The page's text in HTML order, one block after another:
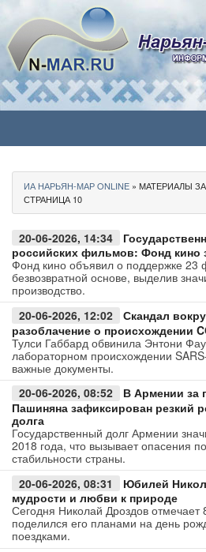
Политика
Бизнес
Общество
Культура
Медиа
Авто
Спорт
Контакты
ИА НАРЬЯН-МАР ONLINE » МАТЕРИАЛЫ
СТРАНИЦА 10
20-06-2026, 14:34
российских фильмов: Фонд кино
Фонд кино объявил о поддержке 23
безвозвратной основе, выделив
производство.
20-06-2026, 12:02
Скандал
разоблачение о происхождении
Тулси Габбард обвинила Энтони
лабораторном происхождении
важные документы.
20-06-2026, 08:52
В Армении за
Пашиняна зафиксирован резкий
долга
Государственный долг Армении
2018 года, что вызывает опасения
стабильности страны.
20-06-2026, 08:31
Юбилей
мудрости и любви к природе
Сегодня Николай Дроздов отмечает
поделился его планами на день
поездками.